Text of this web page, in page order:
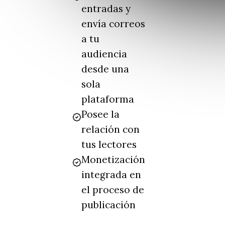
entradas y
envía correos
a tu
audiencia
desde una
sola
plataforma
Posee la
relación con
tus lectores
Monetización
integrada en
el proceso de
publicación